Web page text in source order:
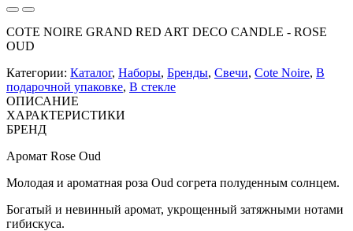
COTE NOIRE GRAND RED ART DECO CANDLE - ROSE
OUD
Категории: Каталог, Наборы, Бренды, Свечи, Cote Noire, В
подарочной упаковке, В стекле
ОПИСАНИЕ
ХАРАКТЕРИСТИКИ
БРЕНД
Аромат Rose Oud
Молодая и ароматная роза Oud согрета полуденным солнцем.
Богатый и невинный аромат, укрощенный затяжными нотами
гибискуса.